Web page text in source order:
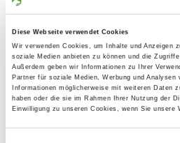
Diese Webseite verwendet Cookies
Wir verwenden Cookies, um Inhalte und Anzeigen
soziale Medien anbieten zu können und die
Außerdem geben wir Informationen zu Ihrer
Partner für soziale Medien, Werbung und
Informationen möglicherweise mit weiteren Daten
haben oder die sie im Rahmen Ihrer Nutzung der
Einwilligung zu unseren Cookies, wenn Sie unsere
OG - Miesenheim
Weißenthurmerstr.
56626 Andernach OT
OG - Aubachtal
Dierdorfer Str. 565